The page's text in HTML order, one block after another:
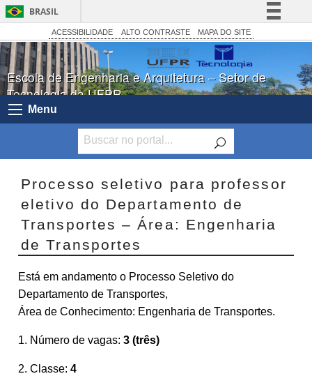
BRASIL
Simplifique!
Comunica BR
Participe
Acesso à informação
Canais
ACESSIBILIDADE ALTO CONTRASTE MAPA DO SITE
Escola de Engenharia e Arquitetura – Setor de
Tecnologia da UFPR
Menu
Processo seletivo para professor
eletivo do Departamento de
Transportes – Área: Engenharia
de Transportes
Está em andamento o Processo Seletivo do
Departamento de Transportes,
Área de Conhecimento: Engenharia de Transportes.
1. Número de vagas: 3 (três)
2. Classe: 4